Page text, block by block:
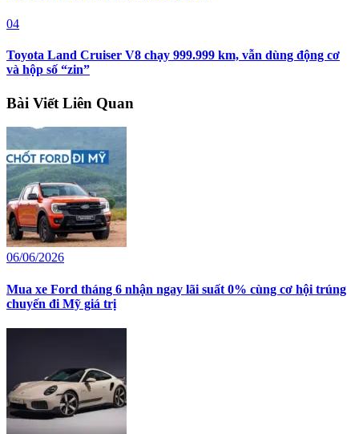
04
Toyota Land Cruiser V8 chạy 999.999 km, vẫn dùng động cơ
và hộp số “zin”
Bài Viết Liên Quan
06/06/2026
Mua xe Ford tháng 6 nhận ngay lãi suất 0% cùng cơ hội trúng
chuyến đi Mỹ giá trị